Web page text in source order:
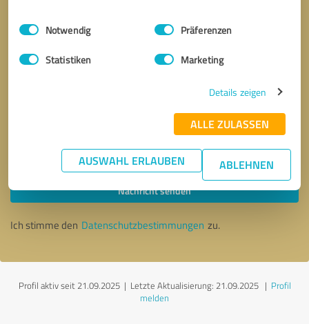
Impressum Datenschutzbestimmungen
Einwilligungsauswahl
Notwendig Präferenzen
Statistiken Marketing
Details zeigen
ALLE ZULASSEN
AUSWAHL ERLAUBEN ABLEHNEN
Bitte um Rückruf * Erforderliche Angaben
Nachricht senden
Ich stimme den Datenschutzbestimmungen zu.
Profil aktiv seit 21.09.2025 | Letzte Aktualisierung: 21.09.2025| Profil
melden